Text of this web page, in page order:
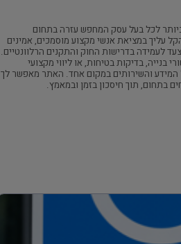
לכל בעל עסק המחפש עזרה בתחום
עליך במציאת אנשי מקצוע מוסמכים, אמינים
לעמידה בדרישות החוק והתקנים הרלוונטיים.
בנייה, בדיקות בטיחות, או ליווי מקצועי
והשירותים במקום אחד. האתר מאפשר לך
בתחום, תוך חיסכון בזמן ובמאמץ.